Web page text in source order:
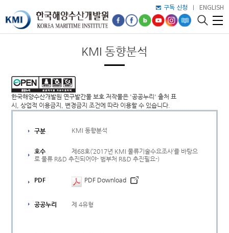
구독 신청 ENGLISH
KMI 동향분석
한국해양수산개발원 연구발간물 보호 저작물은 '공공누리' 출처 표
시, 상업적 이용금지, 변경금지 조건에 따라 이용할 수 있습니다.
구분 KMI 동향분석
호수
제68호(‘2017년 KMI 물류기술수요조사’를 바탕으
로 물류 R&D 추진되어야- 범부처 R&D 추진필요-)
PDF PDF Download
공공누리 제 4유형